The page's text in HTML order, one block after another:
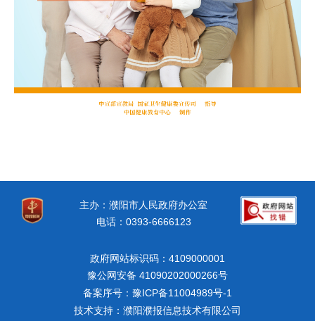
主办：濮阳市人民政府办公室
电话：0393-6666123
政府网站标识码：4109000001
豫公网安备 41090202000266号
备案序号：豫ICP备11004989号-1
技术支持：濮阳濮报信息技术有限公司